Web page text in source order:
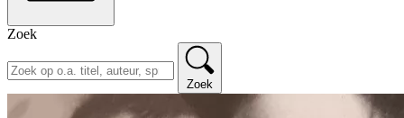
Zoek
Zoek